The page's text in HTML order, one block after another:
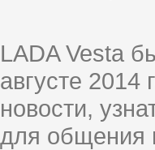
LADA Vesta
августе
новости,
для общения